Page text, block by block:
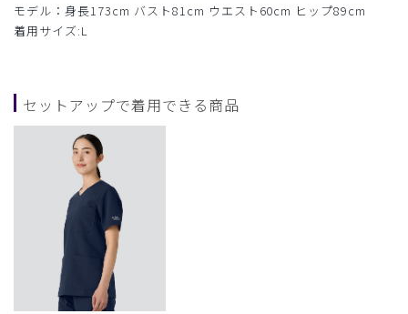
モデル：身長173cm バスト81cm ウエスト60cm ヒップ89cm
着用サイズ:L
セットアップで着用できる商品